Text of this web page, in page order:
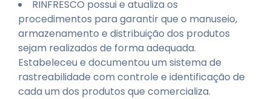
RINFRESCO possui e atualiza os
procedimentos para garantir que o manuseio,
armazenamento e distribuição dos produtos
sejam realizados de forma adequada.
Estabeleceu e documentou um sistema de
rastreabilidade com controle e identificação de
cada um dos produtos que comercializa.